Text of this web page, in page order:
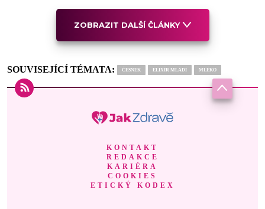
ZOBRAZIT DALŠÍ ČLÁNKY
SOUVISEJÍCÍ TÉMATA: ČESNEK ELIXÍR MLÁDÍ MLÉKO
KONTAKT
REDAKCE
KARIÉRA
COOKIES
ETICKÝ KODEX